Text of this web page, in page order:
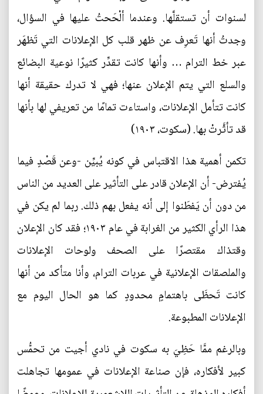
لسنوات أن تستقلَّها. وعندما ألْحَحتُ عليها في السؤال،
وجدتُ أنها تَعرِف عن ظهر قلب كل الإعلانات التي تَظهَر
عبر خط الترام … وأنها كانت تقدِّر كثيرًا نوعية البضائع
والسلع التي يتم الإعلان عنها؛ فهي لا تدرك حقيقة أنها
كانت تتأمل الإعلانات، واستاءت تمامًا من تعريفي لها بأنها
قد تأثَّرتْ بها. (سكوت، ١٩٠٣)
تكمن أهمية هذا الاقتباس في كونه يُبيِّن -وعن قَصْدٍ فيما
يُفترض- أن الإعلان قادر على التأثير على العديد من الناس
من دون أن يَفطَنوا إلى أنه يفعل بهم ذلك. ربما لم يكن في
هذا الرأي الكثير من الغرابة في عام ١٩٠٣؛ فقد كان الإعلان
وقتذاك مقتصرًا على الصحف ولوحات الإعلانات
والملصقات الإعلانية في عربات الترام، وأنا متأكد من أنها
كانت تَحظَى باهتمامٍ محدودٍ كما هو الحال اليوم مع
الإعلانات المطبوعة.
وبالرغم ممَّا حَظِيَ به سكوت في نادي أجيت من تحمُّس
كبير لأفكاره، فإن صناعة الإعلانات في عمومها تجاهلت